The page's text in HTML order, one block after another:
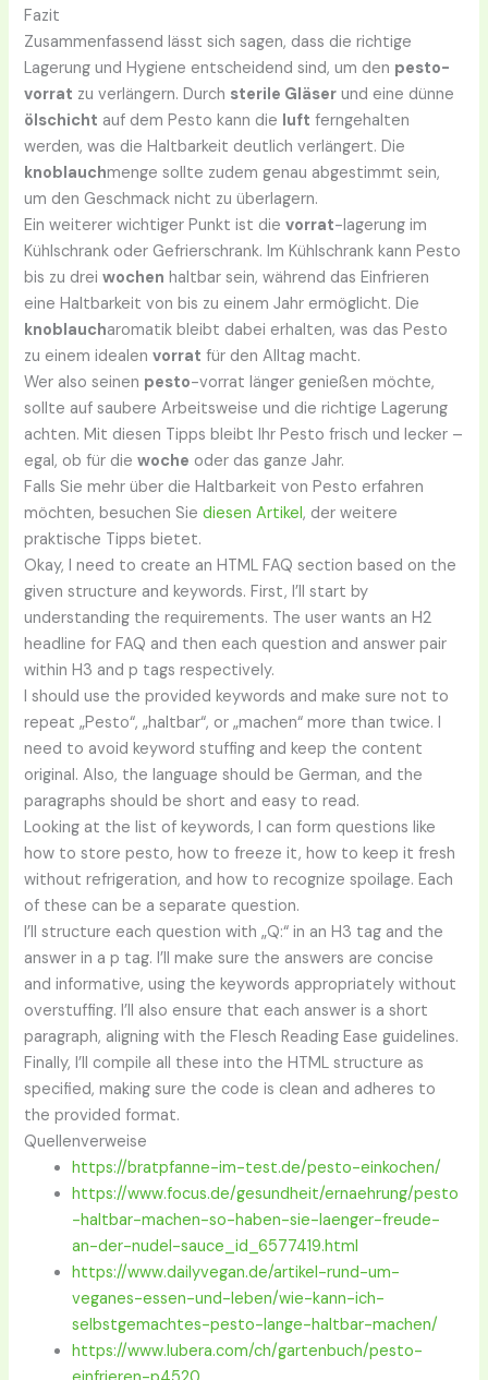
Fazit
Zusammenfassend lässt sich sagen, dass die richtige
Lagerung und Hygiene entscheidend sind, um den pesto-
vorrat zu verlängern. Durch sterile Gläser und eine dünne
ölschicht auf dem Pesto kann die luft ferngehalten
werden, was die Haltbarkeit deutlich verlängert. Die
knoblauchmenge sollte zudem genau abgestimmt sein,
um den Geschmack nicht zu überlagern.
Ein weiterer wichtiger Punkt ist dievorrat-lagerung im
Kühlschrank oder Gefrierschrank. Im Kühlschrank kann Pesto
bis zu dreiwochen haltbar sein, während das Einfrieren
eine Haltbarkeit von bis zu einem Jahr ermöglicht. Die
knoblaucharomatik bleibt dabei erhalten, was das Pesto
zu einem idealenvorrat für den Alltag macht.
Wer also seinen pesto-vorrat länger genießen möchte,
sollte auf saubere Arbeitsweise und die richtige Lagerung
achten. Mit diesen Tipps bleibt Ihr Pesto frisch und lecker –
egal, ob für diewoche oder das ganze Jahr.
Falls Sie mehr über die Haltbarkeit von Pesto erfahren
möchten, besuchen Siediesen Artikel, der weitere
praktische Tipps bietet.
Okay, I need to create an HTML FAQ section based on the
given structure and keywords. First, I’ll start by
understanding the requirements. The user wants an H2
headline for FAQ and then each question and answer pair
within H3 and p tags respectively.
I should use the provided keywords and make sure not to
repeat „Pesto“, „haltbar“, or „machen“ more than twice. I
need to avoid keyword stuffing and keep the content
original. Also, the language should be German, and the
paragraphs should be short and easy to read.
Looking at the list of keywords, I can form questions like
how to store pesto, how to freeze it, how to keep it fresh
without refrigeration, and how to recognize spoilage. Each
of these can be a separate question.
I’ll structure each question with „Q:“ in an H3 tag and the
answer in a p tag. I’ll make sure the answers are concise
and informative, using the keywords appropriately without
overstuffing. I’ll also ensure that each answer is a short
paragraph, aligning with the Flesch Reading Ease guidelines.
Finally, I’ll compile all these into the HTML structure as
specified, making sure the code is clean and adheres to
the provided format.
Quellenverweise
https://bratpfanne-im-test.de/pesto-einkochen/
https://www.focus.de/gesundheit/ernaehrung/pesto
-haltbar-machen-so-haben-sie-laenger-freude-
an-der-nudel-sauce_id_6577419.html
https://www.dailyvegan.de/artikel-rund-um-
veganes-essen-und-leben/wie-kann-ich-
selbstgemachtes-pesto-lange-haltbar-machen/
https://www.lubera.com/ch/gartenbuch/pesto-